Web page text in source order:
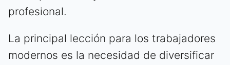
profesional.
La principal lección para los trabajadores
modernos es la necesidad de diversificar